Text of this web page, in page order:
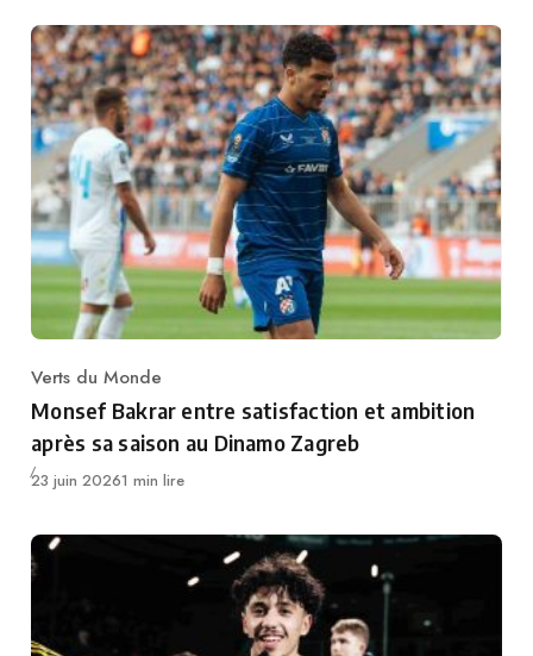
Category
Verts du Monde
Monsef Bakrar entre satisfaction et ambition
après sa saison au Dinamo Zagreb
Publié
23 juin 20261 min lire